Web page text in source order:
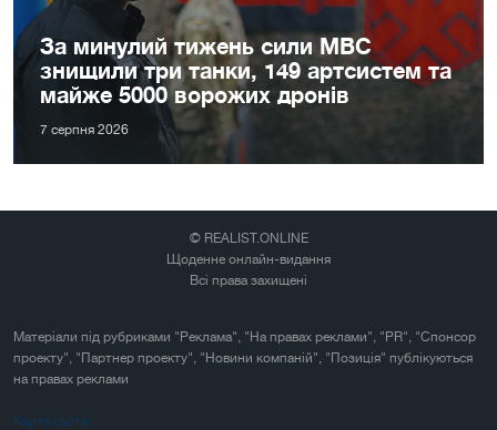
За минулий тижень сили МВС
знищили три танки, 149 артсистем та
майже 5000 ворожих дронів
7 серпня 2026
© REALIST.ONLINE
Щоденне онлайн-видання
Всі права захищені
Матеріали під рубриками "Реклама", "На правах реклами", "PR", "Спонсор
проекту", "Партнер проекту", "Новини компаній", "Позиція" публікуються
на правах реклами
Карта сайта